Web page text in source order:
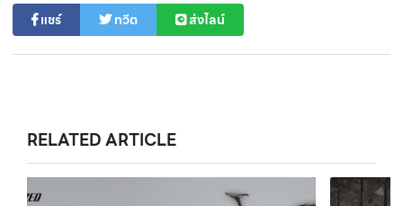
แชร์ ทวีต ส่งไลน์
RELATED ARTICLE